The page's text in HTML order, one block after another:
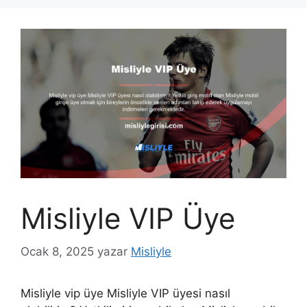
Misliyle VIP Üye
Ocak 8, 2025 yazar Misliyle
Misliyle vip üye Misliyle VIP üyesi nasıl